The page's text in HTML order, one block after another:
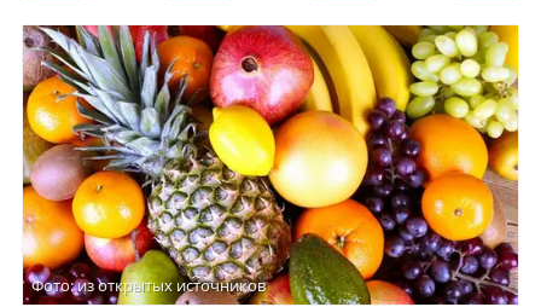
Фото: из открытых источников